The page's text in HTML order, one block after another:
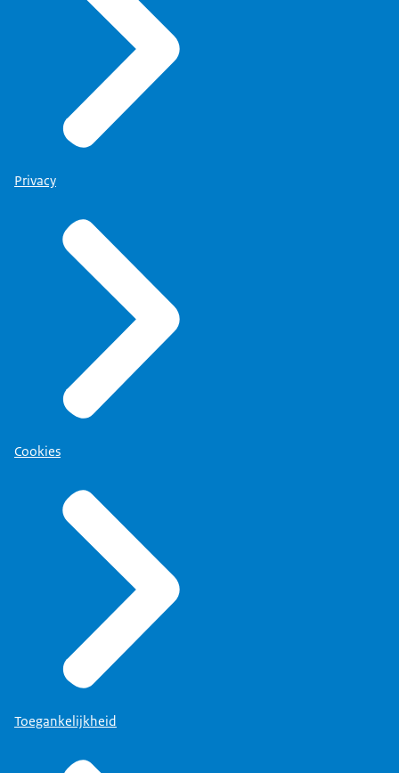
Privacy
Cookies
Toegankelijkheid